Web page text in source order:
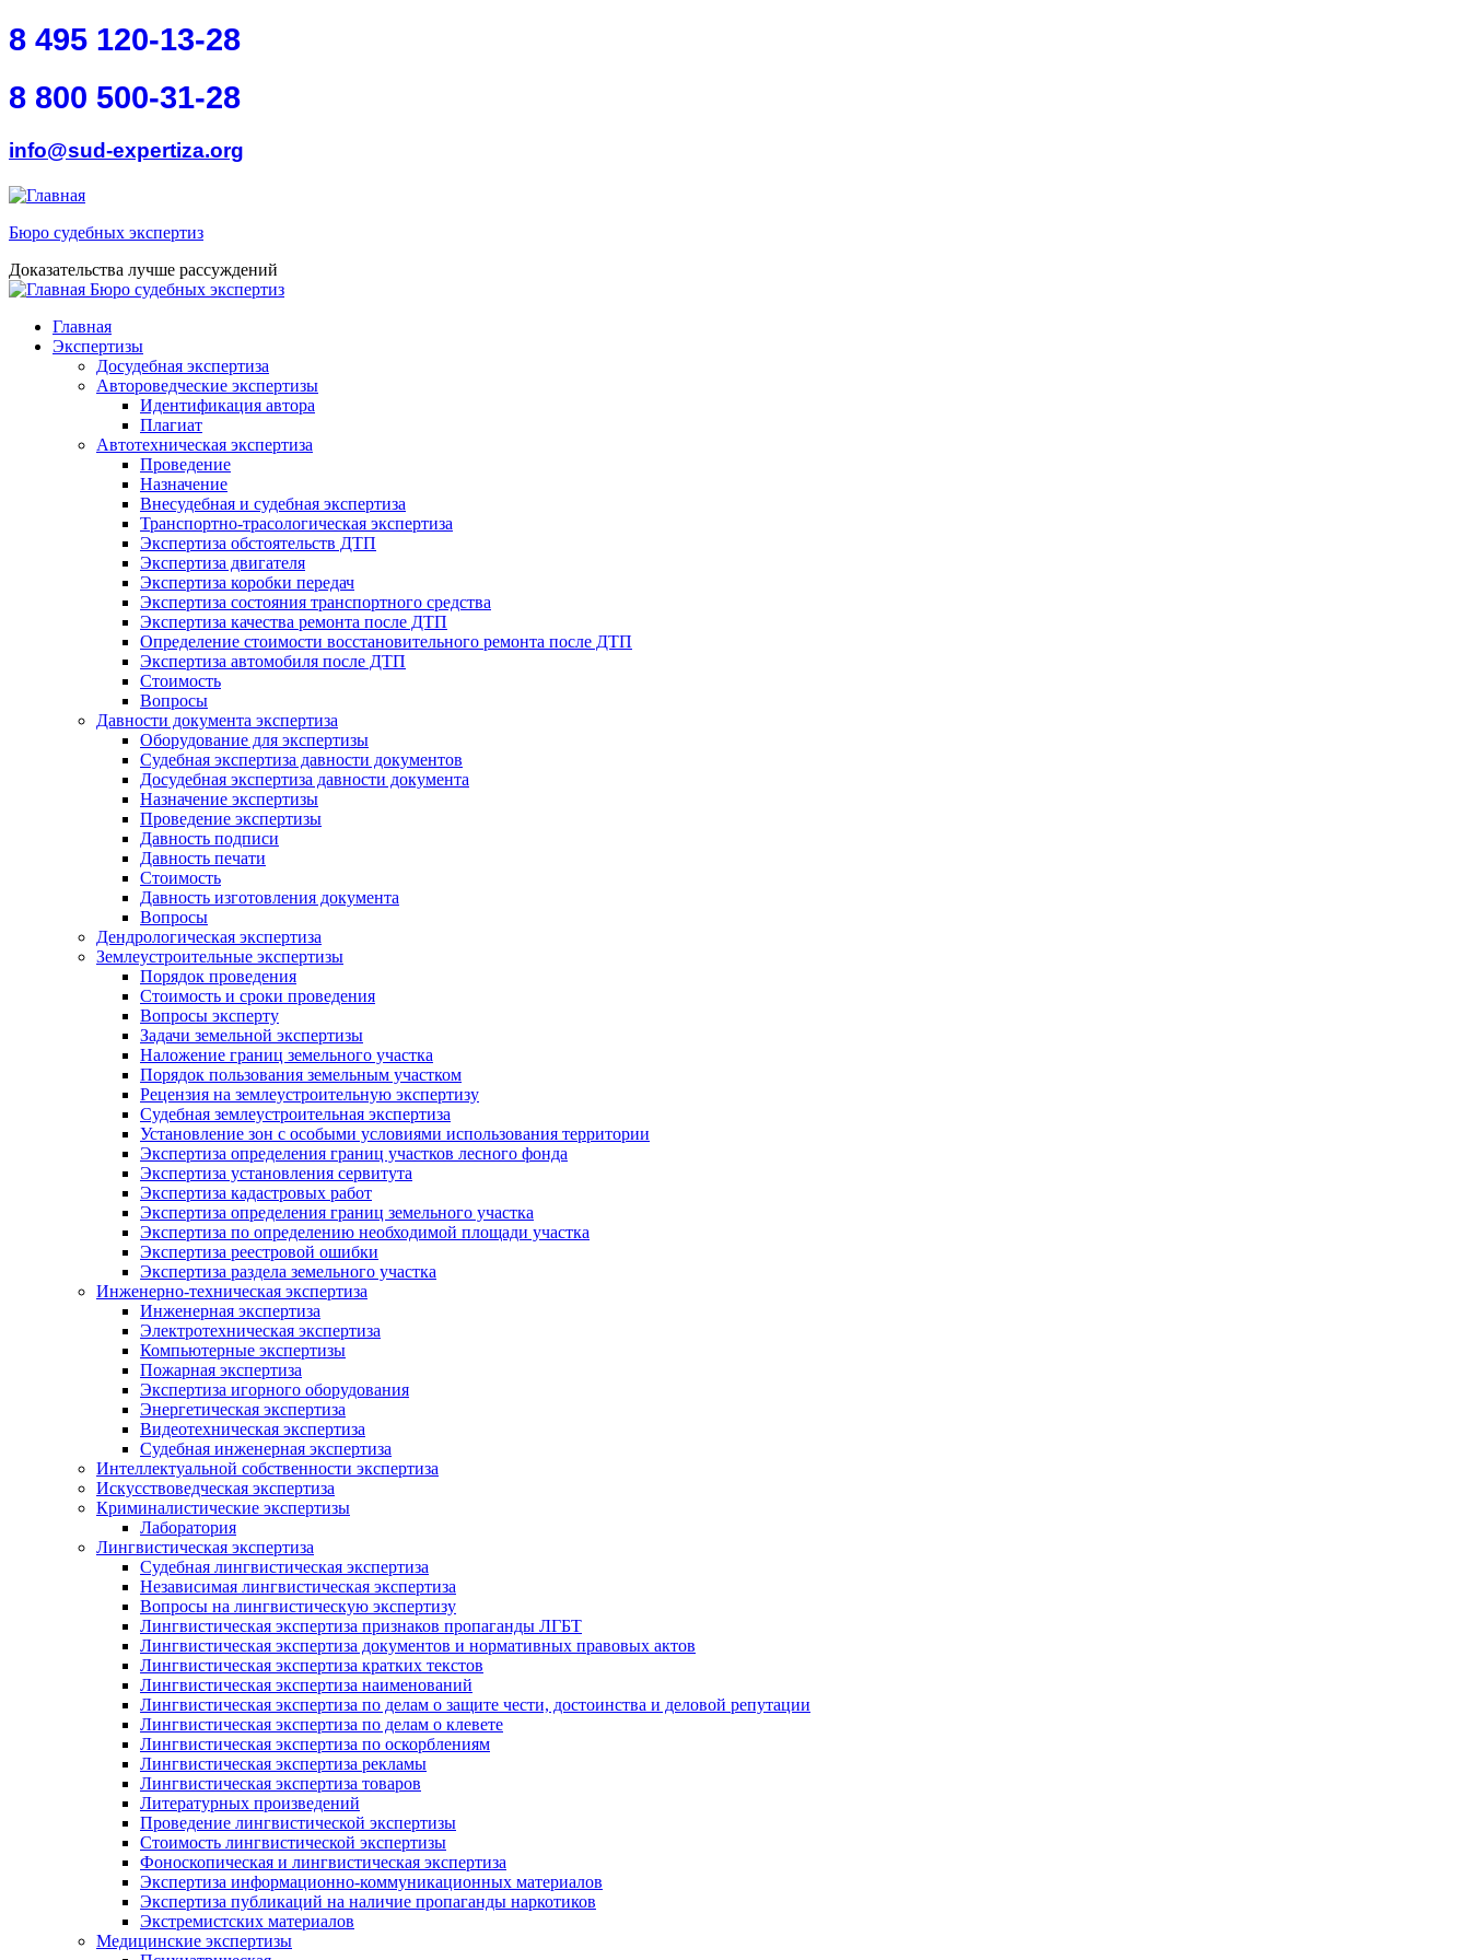
Перейти к основному содержанию
Skip to search
8 495 120-13-28
8 800 500-31-28
info@sud-expertiza.org
Бюро судебных экспертиз
Доказательства лучше рассуждений
Бюро судебных экспертиз
Главное меню
Главная
Экспертизы
Досудебная экспертиза
Автороведческие экспертизы
Идентификация автора
Плагиат
Автотехническая экспертиза
Проведение
Назначение
Внесудебная и судебная экспертиза
Транспортно-трасологическая экспертиза
Экспертиза обстоятельств ДТП
Экспертиза двигателя
Экспертиза коробки передач
Экспертиза состояния транспортного средства
Экспертиза качества ремонта после ДТП
Определение стоимости восстановительного ремонта после ДТП
Экспертиза автомобиля после ДТП
Стоимость
Вопросы
Давности документа экспертиза
Оборудование для экспертизы
Судебная экспертиза давности документов
Досудебная экспертиза давности документа
Назначение экспертизы
Проведение экспертизы
Давность подписи
Давность печати
Стоимость
Давность изготовления документа
Вопросы
Дендрологическая экспертиза
Землеустроительные экспертизы
Порядок проведения
Стоимость и сроки проведения
Вопросы эксперту
Задачи земельной экспертизы
Наложение границ земельного участка
Порядок пользования земельным участком
Рецензия на землеустроительную экспертизу
Судебная землеустроительная экспертиза
Установление зон с особыми условиями использования территории
Экспертиза определения границ участков лесного фонда
Экспертиза установления сервитута
Экспертиза кадастровых работ
Экспертиза определения границ земельного участка
Экспертиза по определению необходимой площади участка
Экспертиза реестровой ошибки
Экспертиза раздела земельного участка
Инженерно-техническая экспертиза
Инженерная экспертиза
Электротехническая экспертиза
Компьютерные экспертизы
Пожарная экспертиза
Экспертиза игорного оборудования
Энергетическая экспертиза
Видеотехническая экспертиза
Судебная инженерная экспертиза
Интеллектуальной собственности экспертиза
Искусствоведческая экспертиза
Криминалистические экспертизы
Лаборатория
Лингвистическая экспертиза
Судебная лингвистическая экспертиза
Независимая лингвистическая экспертиза
Вопросы на лингвистическую экспертизу
Лингвистическая экспертиза признаков пропаганды ЛГБТ
Лингвистическая экспертиза документов и нормативных правовых актов
Лингвистическая экспертиза кратких текстов
Лингвистическая экспертиза наименований
Лингвистическая экспертиза по делам о защите чести, достоинства и деловой репутации
Лингвистическая экспертиза по делам о клевете
Лингвистическая экспертиза по оскорблениям
Лингвистическая экспертиза рекламы
Лингвистическая экспертиза товаров
Литературных произведений
Проведение лингвистической экспертизы
Стоимость лингвистической экспертизы
Фоноскопическая и лингвистическая экспертиза
Экспертиза информационно-коммуникационных материалов
Экспертиза публикаций на наличие пропаганды наркотиков
Экстремистских материалов
Медицинские экспертизы